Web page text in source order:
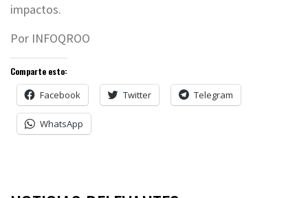
impactos.
Por INFOQROO
Comparte esto:
Facebook Twitter Telegram
WhatsApp